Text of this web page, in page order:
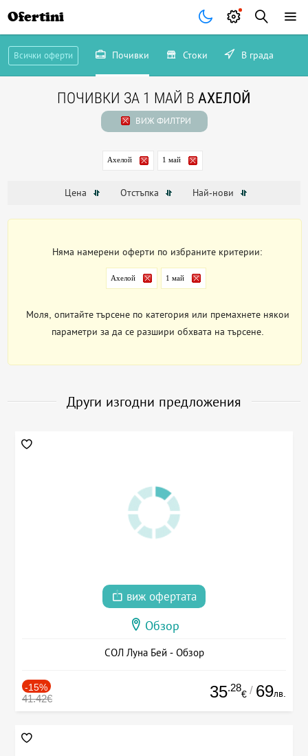
Ofertini
Всички оферти Почивки Стоки В града
ПОЧИВКИ ЗА 1 МАЙ В АХЕЛОЙ
ВИЖ ФИЛТРИ
Ахелой 1 май
Цена Отстъпка Най-нови
Няма намерени оферти по избраните критерии:
Ахелой 1 май
Моля, опитайте търсене по категория или премахнете някои
параметри за да се разшири обхвата на търсене.
Други изгодни предложения
виж офертата
Обзор
СОЛ Луна Бей - Обзор
-15%
41.42€ 35.28
€ / 69лв.